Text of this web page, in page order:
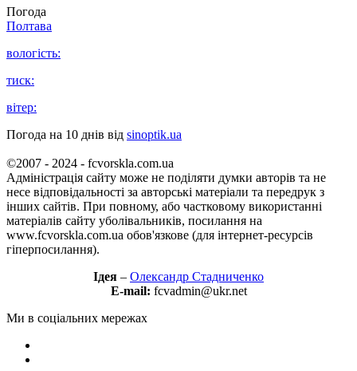
Погода
Полтава
вологість:
тиск:
вітер:
Погода на 10 днів від sinoptik.ua
©2007 - 2024 - fcvorskla.com.ua
Адміністрація сайту може не поділяти думки авторів та не
несе відповідальності за авторські матеріали та передрук з
інших сайтів. При повному, або частковому використанні
матеріалів сайту уболівальників, посилання на
www.fcvorskla.com.ua обов'язкове (для інтернет-ресурсів
гіперпосилання).
Ідея – Олександр Стадниченко
E-mail: fcvadmin@ukr.net
Ми в соціальних мережах